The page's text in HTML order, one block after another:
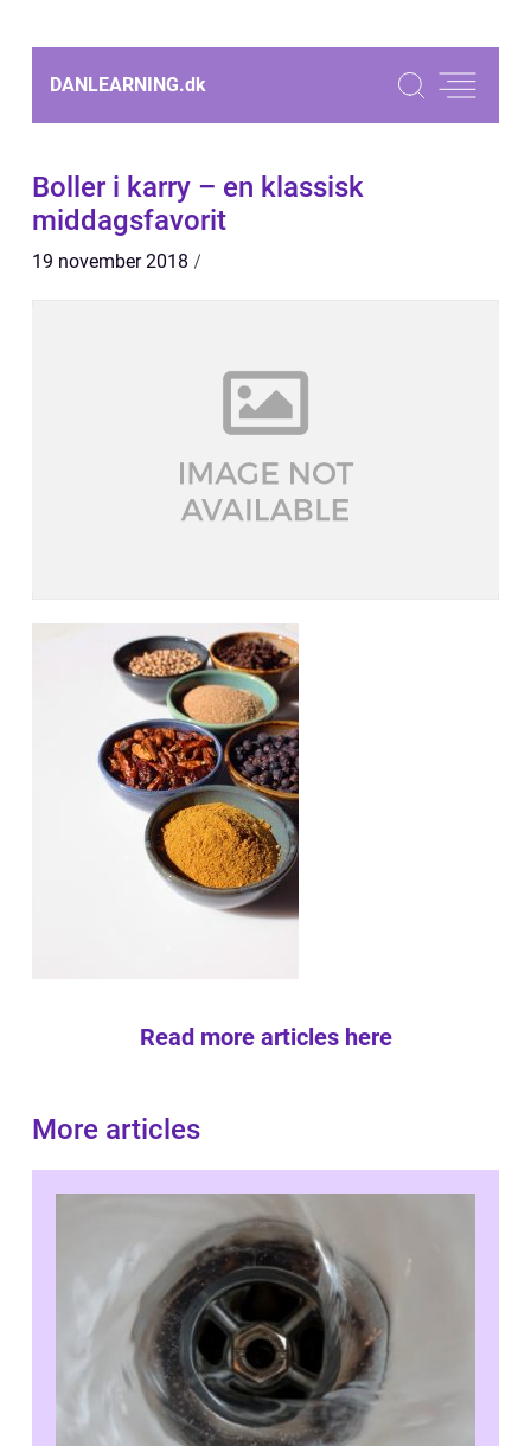
DANLEARNING.dk
Boller i karry – en klassisk
middagsfavorit
19 november 2018
Read more articles here
More articles